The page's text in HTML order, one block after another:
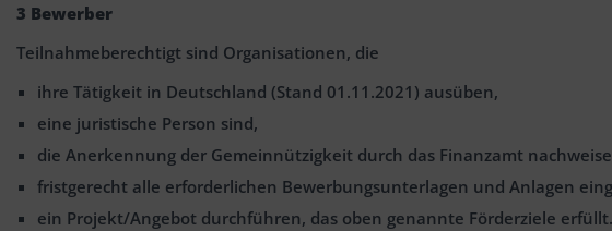
3 Bewerber
Teilnahmeberechtigt sind Organisationen, die
ihre Tätigkeit in Deutschland (Stand 01.11.2021) ausüben,
eine juristische Person sind,
die Anerkennung der Gemeinnützigkeit durch das Finanzamt
fristgerecht alle erforderlichen Bewerbungsunterlagen und Anlagen
ein Projekt/Angebot durchführen, das oben genannte Förderziele erfüllt.